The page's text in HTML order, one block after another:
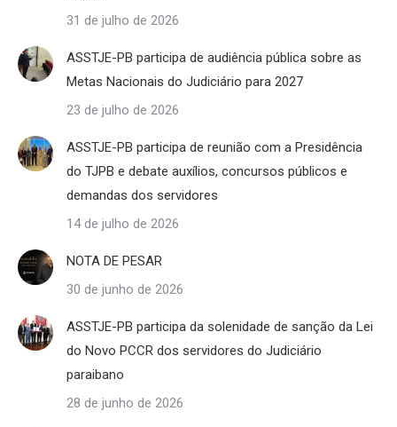
31 de julho de 2026
ASSTJE-PB participa de audiência pública sobre as
Metas Nacionais do Judiciário para 2027
23 de julho de 2026
ASSTJE-PB participa de reunião com a Presidência
do TJPB e debate auxílios, concursos públicos e
demandas dos servidores
14 de julho de 2026
NOTA DE PESAR
30 de junho de 2026
ASSTJE-PB participa da solenidade de sanção da Lei
do Novo PCCR dos servidores do Judiciário
paraibano
28 de junho de 2026